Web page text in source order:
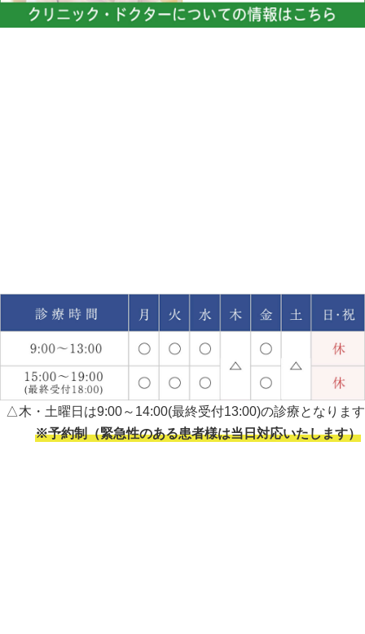
△木・土曜日は9:00～14:00(最終受付13:00)の診療となります
※予約制（緊急性のある患者様は当日対応いたします）